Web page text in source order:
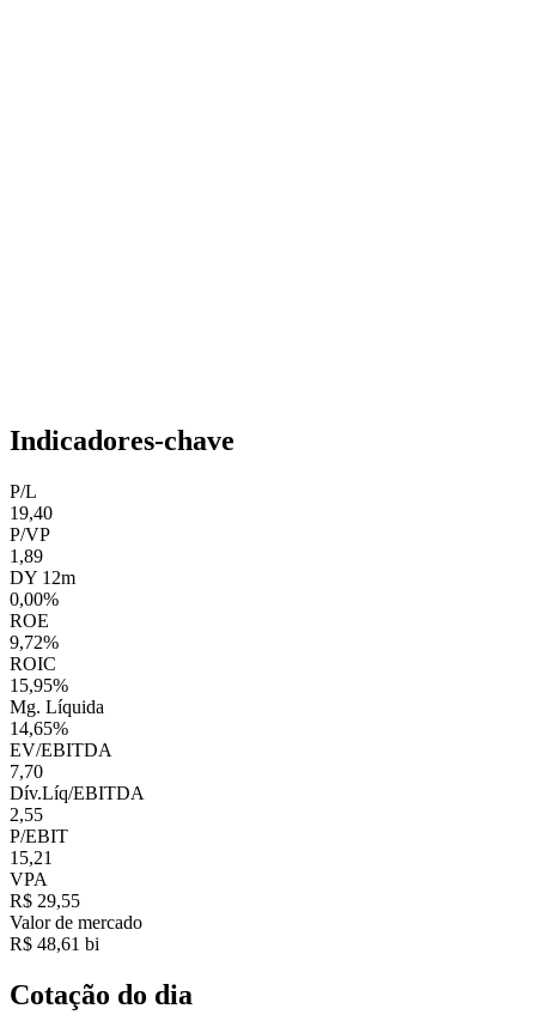
Indicadores-chave
P/L
19,40
P/VP
1,89
DY 12m
0,00%
ROE
9,72%
ROIC
15,95%
Mg. Líquida
14,65%
EV/EBITDA
7,70
Dív.Líq/EBITDA
2,55
P/EBIT
15,21
VPA
R$ 29,55
Valor de mercado
R$ 48,61 bi
Cotação do dia